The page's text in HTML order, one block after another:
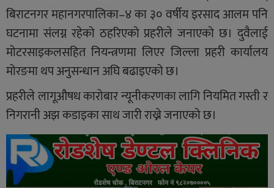
बिराटनगर महानगरपालिका–४ का ३० वर्षीय इरसाद आलम पनि
घटनामा संलग्न रहेको ठहरिएको प्रहरीले जनाएको छ। दुवैलाई
मोटरसाइकलसहित नियन्त्रणमा लिएर जिल्ला प्रहरी कार्यालय
मोरङमा थप अनुसन्धान अघि बढाइएको छ।
प्रहरीले लागूऔषध कारोबार न्यूनीकरणका लागि नियमित गस्ती र
निगरानी अझ कडाइका साथ जारी राख्ने जनाएको छ।